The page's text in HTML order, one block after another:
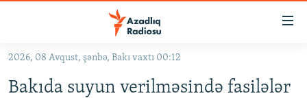
Əsas
qayıt
2026, 08 Avqust, şənbə, Bakı vaxtı 00:12
Bakıda suyun verilməsində fasilələr